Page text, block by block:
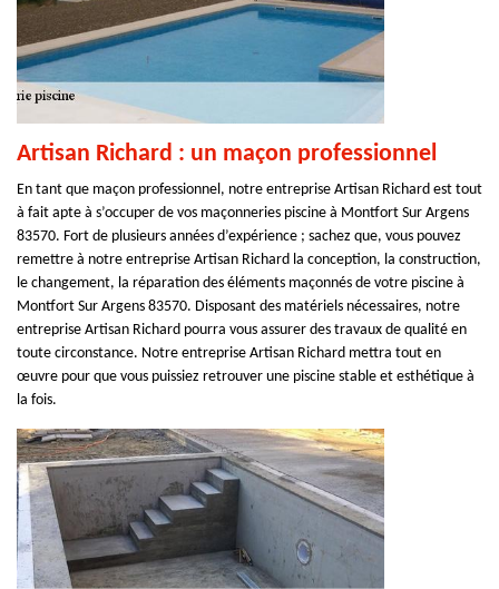
Artisan Richard : un maçon professionnel
En tant que maçon professionnel, notre entreprise Artisan Richard est tout
à fait apte à s’occuper de vos maçonneries piscine à Montfort Sur Argens
83570. Fort de plusieurs années d’expérience ; sachez que, vous pouvez
remettre à notre entreprise Artisan Richard la conception, la construction,
le changement, la réparation des éléments maçonnés de votre piscine à
Montfort Sur Argens 83570. Disposant des matériels nécessaires, notre
entreprise Artisan Richard pourra vous assurer des travaux de qualité en
toute circonstance. Notre entreprise Artisan Richard mettra tout en
œuvre pour que vous puissiez retrouver une piscine stable et esthétique à
la fois.